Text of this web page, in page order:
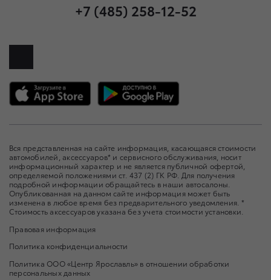
+7 (485) 258-12-52
Вся представленная на сайте информация, касающаяся стоимости
автомобилей, аксессуаров* и сервисного обслуживания, носит
информационный характер и не является публичной офертой,
определяемой положениями ст. 437 (2) ГК РФ. Для получения
подробной информации обращайтесь в наши автосалоны.
Опубликованная на данном сайте информация может быть
изменена в любое время без предварительного уведомления. *
Стоимость аксессуаров указана без учета стоимости установки.
Правовая информация
Политика конфиденциальности
Политика ООО «Центр Ярославль» в отношении обработки
персональных данных